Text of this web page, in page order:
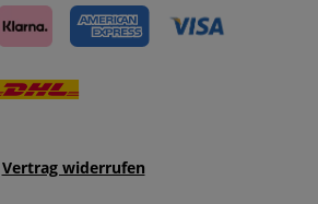
Vertrag widerrufen